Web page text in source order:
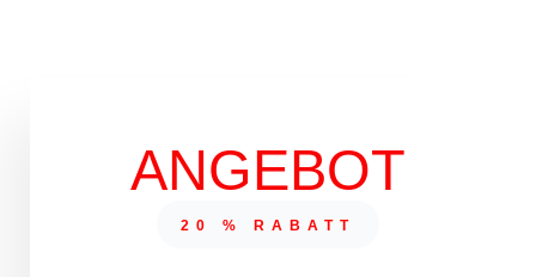
ANGEBOT
20 % RABATT